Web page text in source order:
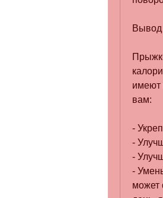
Вывод
имеют
вам:
-
-
-
-
может